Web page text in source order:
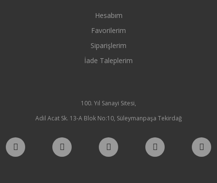
Hesabım
Favorilerim
Siparişlerim
İade Taleplerim
100. Yıl Sanayi Sitesi,
Adil Acat Sk. 13-A Blok No:10, Süleymanpaşa Tekirdağ